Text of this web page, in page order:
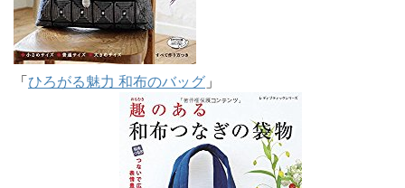
「 ひろがる魅力 和布のバッグ 」